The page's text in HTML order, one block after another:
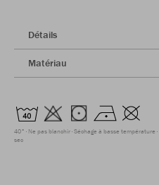
Détails
Matériau
40° Ne pas blanchir Séchage à basse température
sec